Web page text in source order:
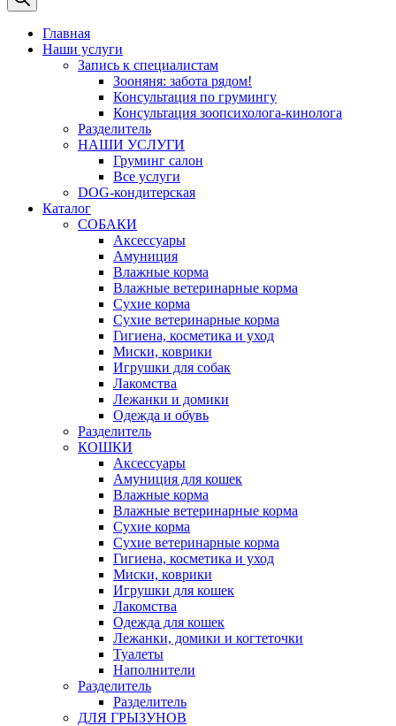
Главная
Наши услуги
Запись к специалистам
Зооняня: забота рядом!
Консультация по грумингу
Консультация зоопсихолога-кинолога
Pазделитель
НАШИ УСЛУГИ
Груминг салон
Все услуги
DOG-кондитерская
Каталог
СОБАКИ
Аксессуары
Амуниция
Влажные корма
Влажные ветеринарные корма
Сухие корма
Сухие ветеринарные корма
Гигиена, косметика и уход
Миски, коврики
Игрушки для собак
Лакомства
Лежанки и домики
Одежда и обувь
Разделитель
КОШКИ
Аксессуары
Амуниция для кошек
Влажные корма
Влажные ветеринарные корма
Сухие корма
Сухие ветеринарные корма
Гигиена, косметика и уход
Миски, коврики
Игрушки для кошек
Лакомства
Одежда для кошек
Лежанки, домики и когтеточки
Туалеты
Наполнители
Pазделитель
Разделитель
ДЛЯ ГРЫЗУНОВ